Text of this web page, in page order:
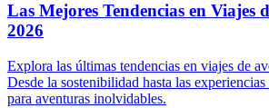
Las Mejores Tendencias en Viajes
2026
Explora las últimas tendencias en viajes de
Desde la sostenibilidad hasta las
para aventuras inolvidables.